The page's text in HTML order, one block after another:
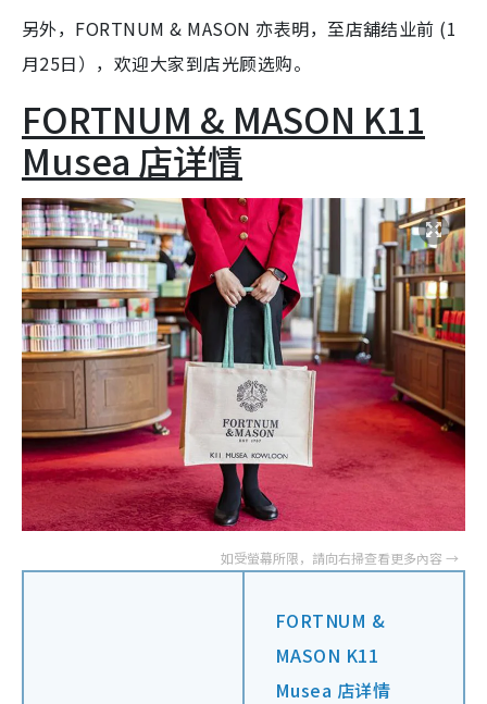
另外，FORTNUM & MASON 亦表明，至店舖结业前 (1
月25日），欢迎大家到店光顾选购。
FORTNUM & MASON K11
Musea 店详情
FORTNUM &
MASON K11
Musea 店详情